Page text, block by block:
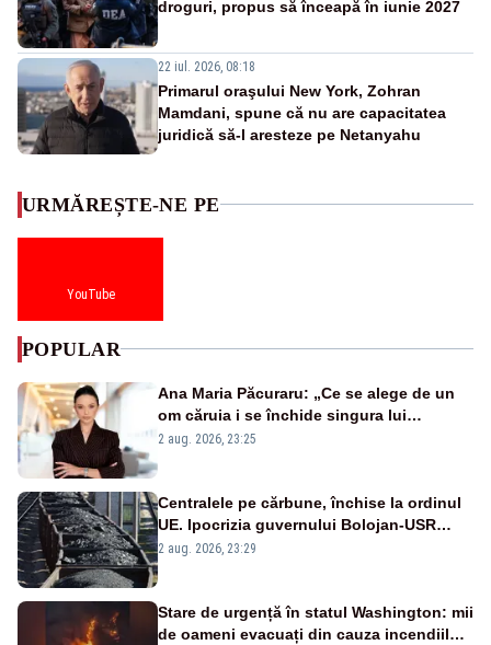
droguri, propus să înceapă în iunie 2027
22 iul. 2026, 08:18
Primarul oraşului New York, Zohran
Mamdani, spune că nu are capacitatea
juridică să-l aresteze pe Netanyahu
URMĂREȘTE-NE PE
YouTube
POPULAR
Ana Maria Păcuraru: „Ce se alege de un
om căruia i se închide singura lui
portiță?”
2 aug. 2026, 23:25
Centralele pe cărbune, închise la ordinul
UE. Ipocrizia guvernului Bolojan-USR
după starea de alertă
2 aug. 2026, 23:29
Stare de urgență în statul Washington: mii
de oameni evacuați din cauza incendiilor